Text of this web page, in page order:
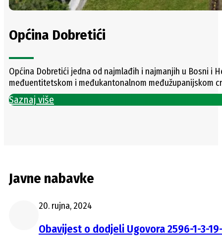
Općina Dobretići
Općina Dobretići jedna od najmlađih i najmanjih u Bosni i
međuentitetskom i međukantonalnom međužupanijskom
Saznaj više
Javne nabavke
20. rujna, 2024
Obavijest o dodjeli Ugovora 2596-1-3-